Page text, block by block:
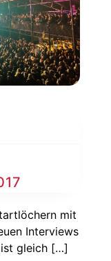
mit
Interviews
ist gleich […]